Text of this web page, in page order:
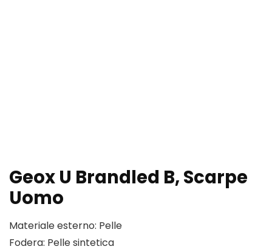
Geox U Brandled B, Scarpe
Uomo
Materiale esterno: Pelle
Fodera: Pelle sintetica